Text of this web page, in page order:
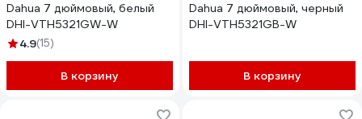
Dahua 7 дюймовый, белый
DHI-VTH5321GW-W
4.9(15)
В корзину
Dahua 7 дюймовый, черный
DHI-VTH5321GB-W
В корзину